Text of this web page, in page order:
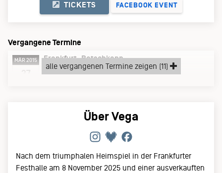
TICKETS FACEBOOK EVENT
Vergangene Termine
MÄR 2015 Frankfurt Batschkapp
Freitag, 27.03.15
alle vergangenen Termine zeigen (11)
Über Vega
Nach dem triumphalen Heimspiel in der Frankfurter
Festhalle am 8 November 2025 und einer ausverkauften